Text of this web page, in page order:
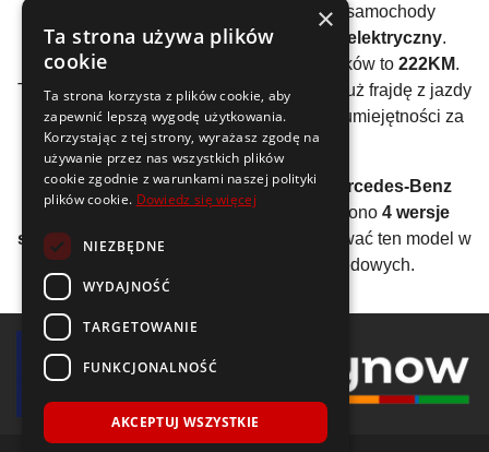
. Wszystkie wyprodukowane samochody
Mercedes-Benz EQAposiadały silnik elektryczny.
Średnia moc wszystkich używanych silników to 222KM.
Ten model auta posiada silniki, które dają już frajdę z jazdy
i pozwalają bardziej przetestować swoje umiejętności za
kierownicą.
Analizując wszystkie generacje auta
Mercedes-Benz
EQA
można wyliczyć, że średnio stworzono 4 wersje
silników. Producent zdecydował się oferować ten model w
ograniczonej gamie jednostek napędowych.
×
Ta strona używa plików
cookie
Ta strona korzysta z plików cookie, aby
zapewnić lepszą wygodę użytkowania.
Korzystając z tej strony, wyrażasz zgodę na
używanie przez nas wszystkich plików
cookie zgodnie z warunkami naszej polityki
plików cookie. Dowiedz się więcej
NIEZBĘDNE
WYDAJNOŚĆ
TARGETOWANIE
FUNKCJONALNOŚĆ
AKCEPTUJ WSZYSTKIE